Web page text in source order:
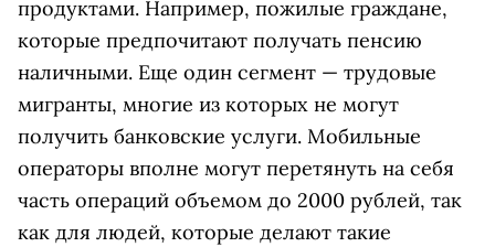
продуктами. Например, пожилые граждане,
которые предпочитают получать пенсию
наличными. Еще один сегмент — трудовые
мигранты, многие из которых не могут
получить банковские услуги. Мобильные
операторы вполне могут перетянуть на себя
часть операций объемом до 2000 рублей, так
как для людей, которые делают такие